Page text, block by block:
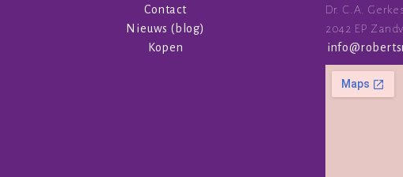
Contact
Nieuws (blog)
Kopen
Dr. C.A.
2042 EP
info@